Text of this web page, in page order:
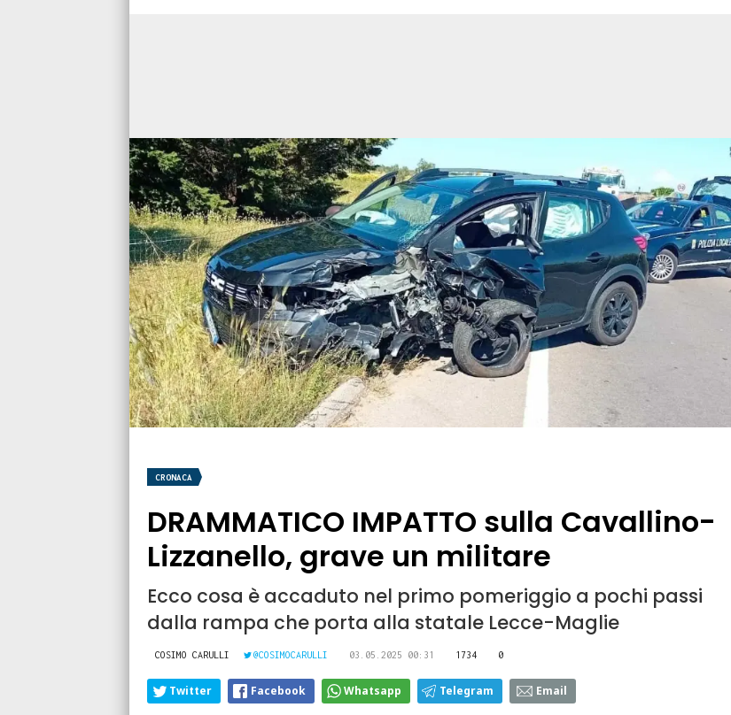
CRONACA
DRAMMATICO IMPATTO sulla Cavallino-
Lizzanello, grave un militare
Ecco cosa è accaduto nel primo pomeriggio a pochi passi
dalla rampa che porta alla statale Lecce-Maglie
COSIMO CARULLI @COSIMOCARULLI 03.05.2025 00:31 1734 0
Twitter Facebook Whatsapp Telegram Email